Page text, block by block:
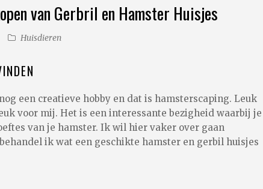
van Gerbril en Hamster Huisjes
Huisdieren
een creatieve hobby en dat is hamsterscaping. Leuk
voor mij. Het is een interessante bezigheid waarbij je
van je hamster. Ik wil hier vaker over gaan
ik wat een geschikte hamster en gerbil huisjes